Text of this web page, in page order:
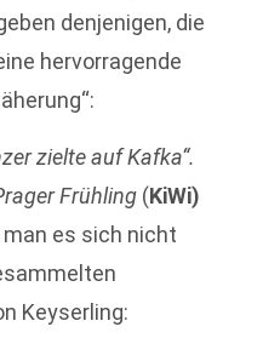
denjenigen, die
hervorragende
zielte auf Kafka“.
Frühling (KiWi)
es sich nicht
Keyserling: